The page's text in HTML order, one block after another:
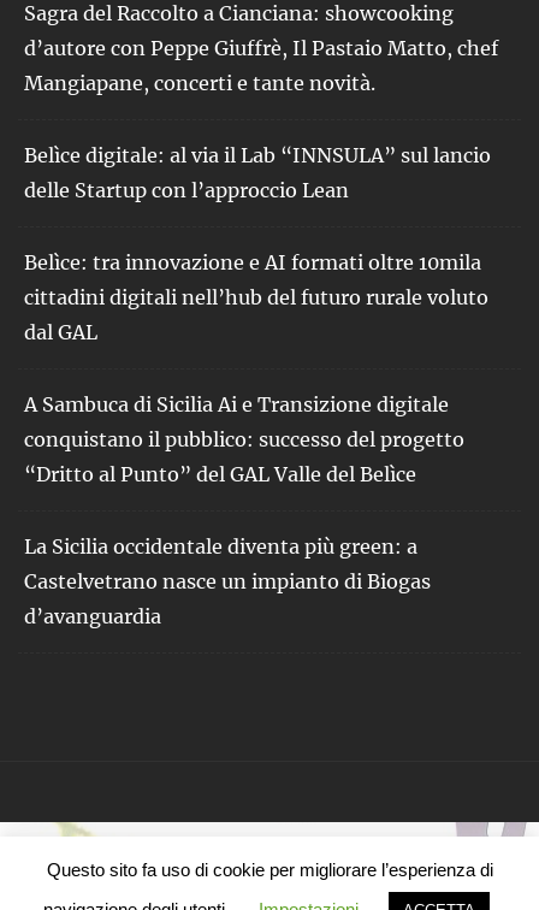
Sagra del Raccolto a Cianciana: showcooking
d’autore con Peppe Giuffrè, Il Pastaio Matto, chef
Mangiapane, concerti e tante novità.
Belìce digitale: al via il Lab “INNSULA” sul lancio
delle Startup con l’approccio Lean
Belìce: tra innovazione e AI formati oltre 10mila
cittadini digitali nell’hub del futuro rurale voluto
dal GAL
A Sambuca di Sicilia Ai e Transizione digitale
conquistano il pubblico: successo del progetto
“Dritto al Punto” del GAL Valle del Belìce
La Sicilia occidentale diventa più green: a
Castelvetrano nasce un impianto di Biogas
d’avanguardia
Questo sito fa uso di cookie per migliorare l’esperienza di